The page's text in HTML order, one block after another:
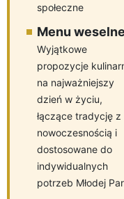
społeczne
Menu weselne
Wyjątkowe
propozycje
na najważniejszy
dzień w życiu,
łączące tradycję z
nowoczesnością i
dostosowane do
indywidualnych
potrzeb Młodej